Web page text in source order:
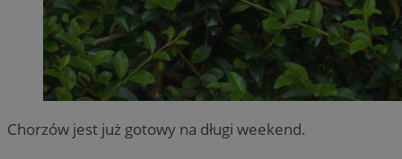
Chorzów jest już gotowy na długi weekend.